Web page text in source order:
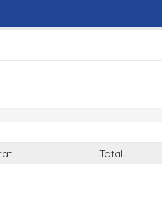
Total